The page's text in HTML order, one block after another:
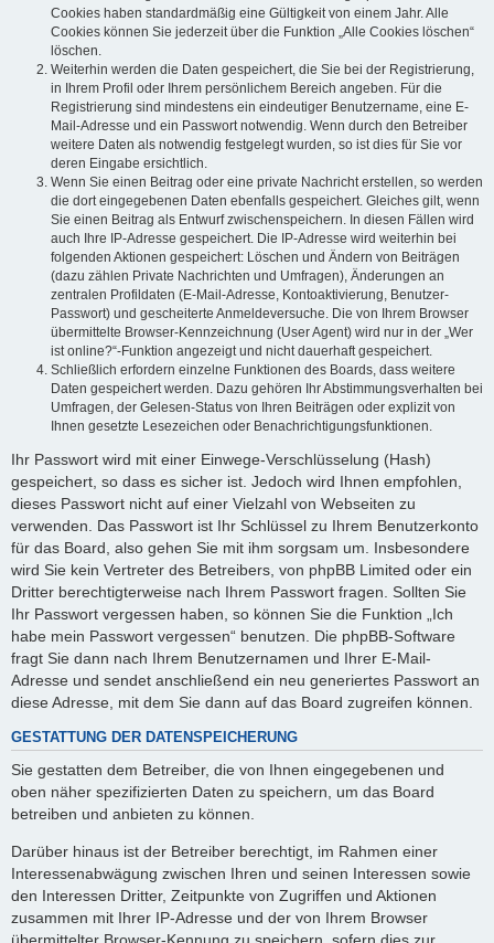
Cookies haben standardmäßig eine Gültigkeit von einem Jahr. Alle
Cookies können Sie jederzeit über die Funktion „Alle Cookies löschen“
löschen.
Weiterhin werden die Daten gespeichert, die Sie bei der Registrierung,
in Ihrem Profil oder Ihrem persönlichem Bereich angeben. Für die
Registrierung sind mindestens ein eindeutiger Benutzername, eine E-
Mail-Adresse und ein Passwort notwendig. Wenn durch den Betreiber
weitere Daten als notwendig festgelegt wurden, so ist dies für Sie vor
deren Eingabe ersichtlich.
Wenn Sie einen Beitrag oder eine private Nachricht erstellen, so werden
die dort eingegebenen Daten ebenfalls gespeichert. Gleiches gilt, wenn
Sie einen Beitrag als Entwurf zwischenspeichern. In diesen Fällen wird
auch Ihre IP-Adresse gespeichert. Die IP-Adresse wird weiterhin bei
folgenden Aktionen gespeichert: Löschen und Ändern von Beiträgen
(dazu zählen Private Nachrichten und Umfragen), Änderungen an
zentralen Profildaten (E-Mail-Adresse, Kontoaktivierung, Benutzer-
Passwort) und gescheiterte Anmeldeversuche. Die von Ihrem Browser
übermittelte Browser-Kennzeichnung (User Agent) wird nur in der „Wer
ist online?“-Funktion angezeigt und nicht dauerhaft gespeichert.
Schließlich erfordern einzelne Funktionen des Boards, dass weitere
Daten gespeichert werden. Dazu gehören Ihr Abstimmungsverhalten bei
Umfragen, der Gelesen-Status von Ihren Beiträgen oder explizit von
Ihnen gesetzte Lesezeichen oder Benachrichtigungsfunktionen.
Ihr Passwort wird mit einer Einwege-Verschlüsselung (Hash)
gespeichert, so dass es sicher ist. Jedoch wird Ihnen empfohlen,
dieses Passwort nicht auf einer Vielzahl von Webseiten zu
verwenden. Das Passwort ist Ihr Schlüssel zu Ihrem Benutzerkonto
für das Board, also gehen Sie mit ihm sorgsam um. Insbesondere
wird Sie kein Vertreter des Betreibers, von phpBB Limited oder ein
Dritter berechtigterweise nach Ihrem Passwort fragen. Sollten Sie
Ihr Passwort vergessen haben, so können Sie die Funktion „Ich
habe mein Passwort vergessen“ benutzen. Die phpBB-Software
fragt Sie dann nach Ihrem Benutzernamen und Ihrer E-Mail-
Adresse und sendet anschließend ein neu generiertes Passwort an
diese Adresse, mit dem Sie dann auf das Board zugreifen können.
GESTATTUNG DER DATENSPEICHERUNG
Sie gestatten dem Betreiber, die von Ihnen eingegebenen und
oben näher spezifizierten Daten zu speichern, um das Board
betreiben und anbieten zu können.
Darüber hinaus ist der Betreiber berechtigt, im Rahmen einer
Interessenabwägung zwischen Ihren und seinen Interessen sowie
den Interessen Dritter, Zeitpunkte von Zugriffen und Aktionen
zusammen mit Ihrer IP-Adresse und der von Ihrem Browser